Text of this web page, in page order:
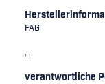
FAG
, ,
verantwortliche